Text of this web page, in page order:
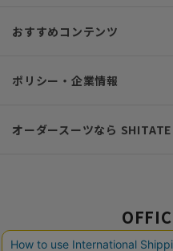
おすすめコンテンツ
ポリシー・企業情報
オーダースーツなら SHITATE